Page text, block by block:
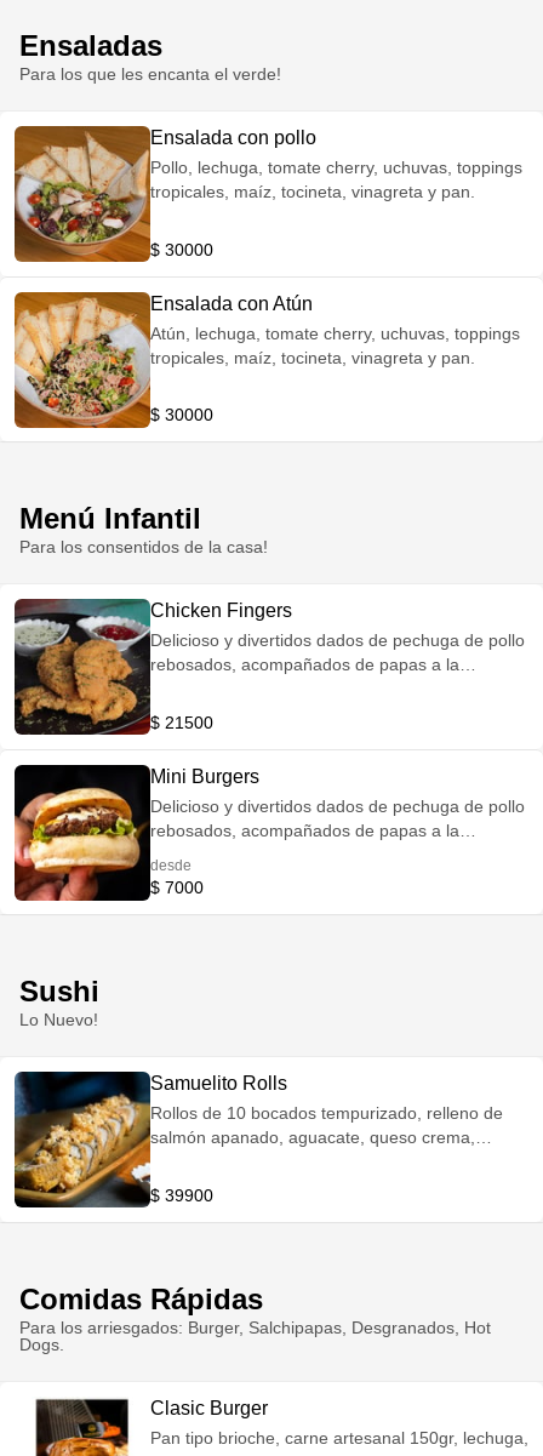
Ensaladas
Para los que les encanta el verde!
Ensalada con pollo
Pollo, lechuga, tomate cherry, uchuvas, toppings
tropicales, maíz, tocineta, vinagreta y pan.
$ 30000
Ensalada con Atún
Atún, lechuga, tomate cherry, uchuvas, toppings
tropicales, maíz, tocineta, vinagreta y pan.
$ 30000
Menú Infantil
Para los consentidos de la casa!
Chicken Fingers
Delicioso y divertidos dados de pechuga de pollo
rebosados, acompañados de papas a la
$ 21500
Mini Burgers
Delicioso y divertidos dados de pechuga de pollo
rebosados, acompañados de papas a la
tres, el precio puede variar.
desde
$ 7000
Sushi
Lo Nuevo!
Samuelito Rolls
Rollos de 10 bocados tempurizado, relleno de
salmón apanado, aguacate, queso crema,
$ 39900
Comidas Rápidas
Para los arriesgados: Burger, Salchipapas, Desgranados, Hot
Dogs.
Clasic Burger
Pan tipo brioche, carne artesanal 150gr, lechuga,